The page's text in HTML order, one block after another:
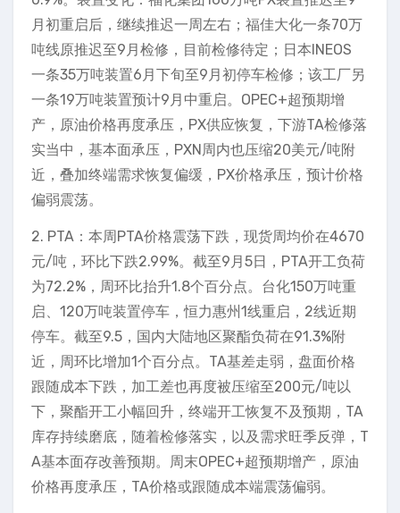
月初重启后，继续推迟一周左右；福佳大化一条70万
吨线原推迟至9月检修，目前检修待定；日本INEOS
一条35万吨装置6月下旬至9月初停车检修；该工厂另
一条19万吨装置预计9月中重启。OPEC+超预期增
产，原油价格再度承压，PX供应恢复，下游TA检修落
实当中，基本面承压，PXN周内也压缩20美元/吨附
近，叠加终端需求恢复偏缓，PX价格承压，预计价格
偏弱震荡。
2. PTA：本周PTA价格震荡下跌，现货周均价在4670
元/吨，环比下跌2.99%。截至9月5日，PTA开工负荷
为72.2%，周环比抬升1.8个百分点。台化150万吨重
启、120万吨装置停车，恒力惠州1线重启，2线近期
停车。截至9.5，国内大陆地区聚酯负荷在91.3%附
近，周环比增加1个百分点。TA基差走弱，盘面价格
跟随成本下跌，加工差也再度被压缩至200元/吨以
下，聚酯开工小幅回升，终端开工恢复不及预期，TA
库存持续磨底，随着检修落实，以及需求旺季反弹，T
A基本面存改善预期。周末OPEC+超预期增产，原油
价格再度承压，TA价格或跟随成本端震荡偏弱。